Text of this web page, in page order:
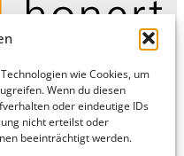
wie Cookies, um
Wenn du diesen
oder eindeutige IDs
nicht erteilst oder
beeinträchtigt werden.
Rechte vorbehalten.